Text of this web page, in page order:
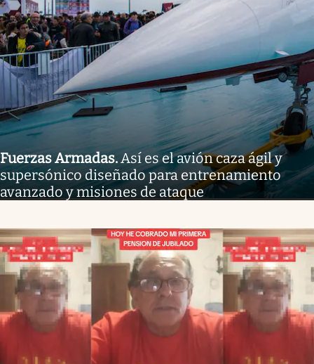
Fuerzas Armadas.Así es el avión caza ágil y
supersónico diseñado para entrenamiento
avanzado y misiones de ataque